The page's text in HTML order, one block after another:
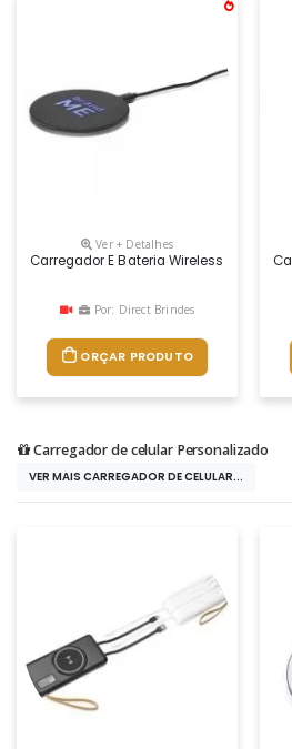
Ver + Detalhes
Carregador E Bateria Wireless Fast.
Por: Direct Brindes
ORÇAR PRODUTO
Carregador de celular Personalizado
VER MAIS CARREGADOR DE CELULAR...